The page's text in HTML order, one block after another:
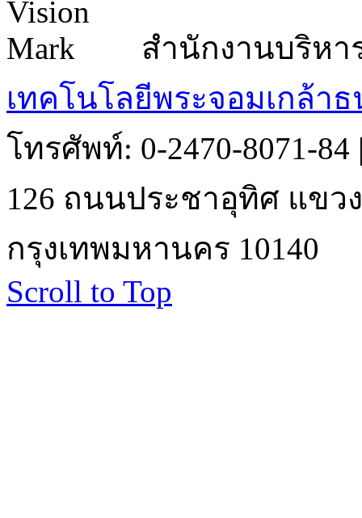
สำนักงานบริห
เทคโนโลยีพระจอมเกล้า
โทรศัพท์: 0-2470-8071-84
126 ถนนประชาอุทิศ แขว
กรุงเทพมหานคร 10140
Scroll to Top